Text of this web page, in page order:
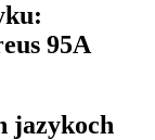
95A
jazykoch